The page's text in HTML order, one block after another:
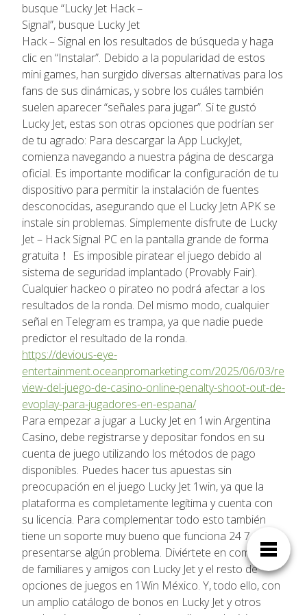
busque “Lucky Jet Hack –
Signal”, busque Lucky Jet
Hack – Signal en los resultados de búsqueda y haga
clic en “Instalar”. Debido a la popularidad de estos
mini games, han surgido diversas alternativas para los
fans de sus dinámicas, y sobre los cuáles también
suelen aparecer “señales para jugar”. Si te gustó
Lucky Jet, estas son otras opciones que podrían ser
de tu agrado: Para descargar la App LuckyJet,
comienza navegando a nuestra página de descarga
oficial. Es importante modificar la configuración de tu
dispositivo para permitir la instalación de fuentes
desconocidas, asegurando que el Lucky Jetn APK se
instale sin problemas. Simplemente disfrute de Lucky
Jet – Hack Signal PC en la pantalla grande de forma
gratuita！ Es imposible piratear el juego debido al
sistema de seguridad implantado (Provably Fair).
Cualquier hackeo o pirateo no podrá afectar a los
resultados de la ronda. Del mismo modo, cualquier
señal en Telegram es trampa, ya que nadie puede
predictor el resultado de la ronda.
https://devious-eye-
entertainment.oceanpromarketing.com/2025/06/03/re
view-del-juego-de-casino-online-penalty-shoot-out-de-
evoplay-para-jugadores-en-espana/
Para empezar a jugar a Lucky Jet en 1win Argentina
Casino, debe registrarse y depositar fondos en su
cuenta de juego utilizando los métodos de pago
disponibles. Puedes hacer tus apuestas sin
preocupación en el juego Lucky Jet 1win, ya que la
plataforma es completamente legítima y cuenta con
su licencia. Para complementar todo esto también
tiene un soporte muy bueno que funciona 24 7 de
presentarse algún problema. Diviértete en compañía
de familiares y amigos con Lucky Jet y el resto de
opciones de juegos en 1Win México. Y, todo ello, con
un amplio catálogo de bonos en Lucky Jet y otros